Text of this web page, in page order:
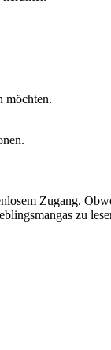
möchten.
Zugang.
zu